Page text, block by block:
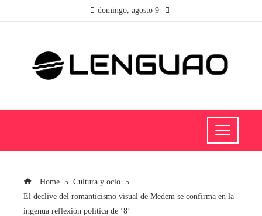
domingo, agosto 9
Home
Cultura y ocio
El declive del romanticismo visual de Medem se confirma en la
ingenua reflexión política de ‘8’